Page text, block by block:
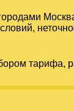
тарифа,